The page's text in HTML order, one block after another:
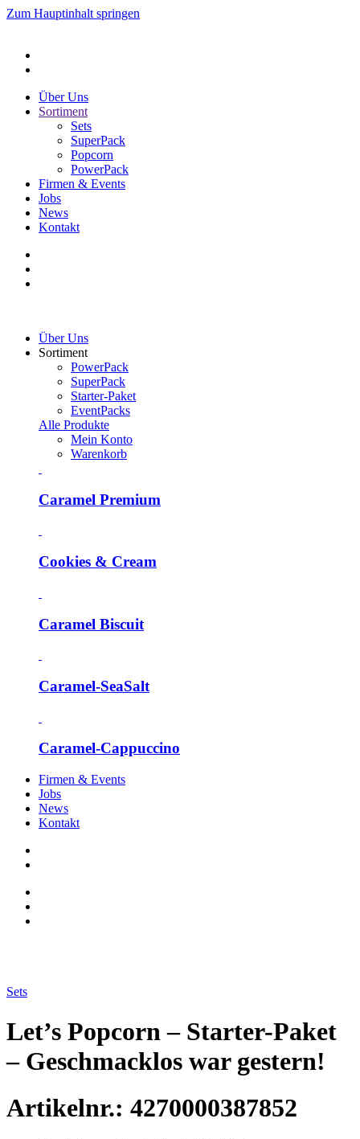
Zum Hauptinhalt springen
Über Uns
Sortiment
Sets
SuperPack
Popcorn
PowerPack
Firmen & Events
Jobs
News
Kontakt
Über Uns
Sortiment
PowerPack
SuperPack
Starter-Paket
EventPacks
Alle Produkte
Mein Konto
Warenkorb
Caramel Premium
Cookies & Cream
Caramel Biscuit
Caramel-SeaSalt
Caramel-Cappuccino
Firmen & Events
Jobs
News
Kontakt
Sets
Let’s Popcorn – Starter-Paket
– Geschmacklos war gestern!
Artikelnr.: 4270000387852